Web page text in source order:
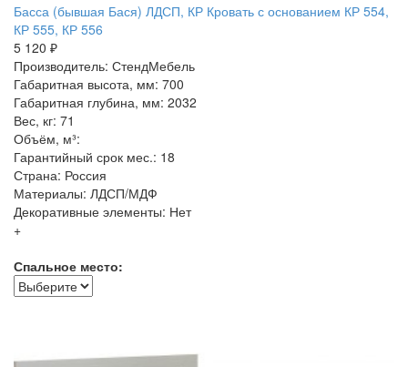
Басса (бывшая Бася) ЛДСП, КР Кровать с основанием КР 554,
КР 555, КР 556
5 120 ₽
Производитель: СтендМебель
Габаритная высота, мм: 700
Габаритная глубина, мм: 2032
Вес, кг: 71
Объём, м³:
Гарантийный срок мес.: 18
Страна: Россия
Материалы: ЛДСП/МДФ
Декоративные элементы: Нет
+
Спальное место: